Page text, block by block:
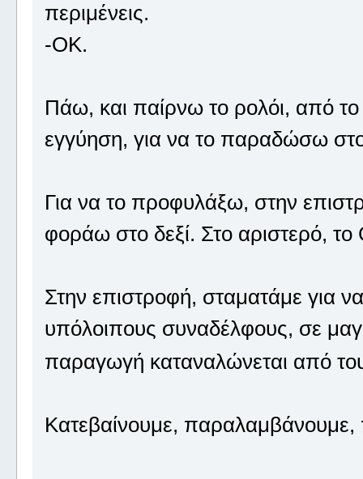
περιμένεις.
-OK.
Πάω, και παίρνω το ρολόι, από το
εγγύηση, για να το παραδώσω
Για να το προφυλάξω, στην
φοράω στο δεξί. Στο αριστερό, το
Στην επιστροφή, σταματάμε για
υπόλοιπους συναδέλφους, σε
παραγωγή καταναλώνεται από
Κατεβαίνουμε,